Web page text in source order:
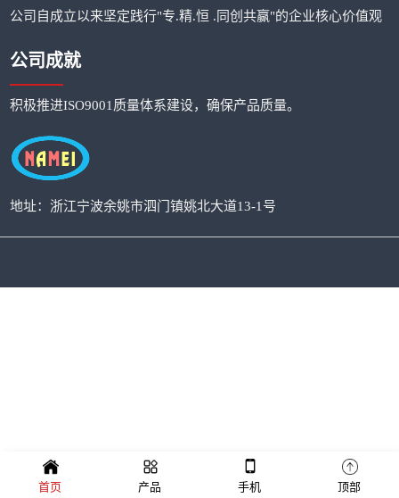
公司自成立以来坚定践行"专.精.恒 .同创共赢"的企业核心价值观
公司成就
积极推进ISO9001质量体系建设，确保产品质量。
地址：浙江宁波余姚市泗门镇姚北大道13-1号
首页 产品 手机 顶部